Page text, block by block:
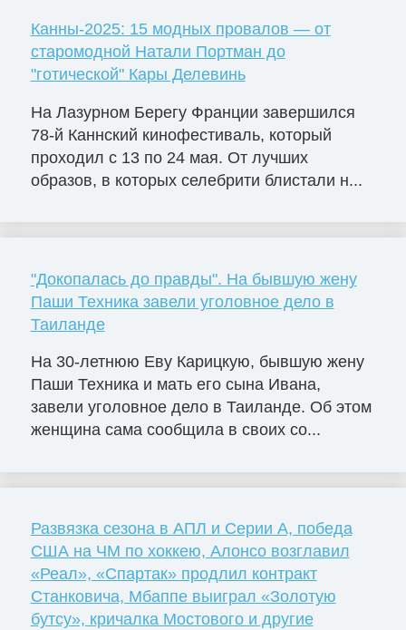
Канны-2025: 15 модных провалов — от
старомодной Натали Портман до
"готической" Кары Делевинь
На Лазурном Берегу Франции завершился
78-й Каннский кинофестиваль, который
проходил с 13 по 24 мая. От лучших
образов, в которых селебрити блистали н...
"Докопалась до правды". На бывшую жену
Паши Техника завели уголовное дело в
Таиланде
На 30-летнюю Еву Карицкую, бывшую жену
Паши Техника и мать его сына Ивана,
завели уголовное дело в Таиланде. Об этом
женщина сама сообщила в своих со...
Развязка сезона в АПЛ и Серии А, победа
США на ЧМ по хоккею, Алонсо возглавил
«Реал», «Спартак» продлил контракт
Станковича, Мбаппе выиграл «Золотую
бутсу», кричалка Мостового и другие